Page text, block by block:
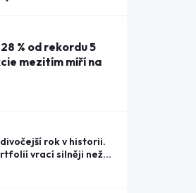
% od rekordu 5
mezitím míří na
rok v historii.
vrací silněji než